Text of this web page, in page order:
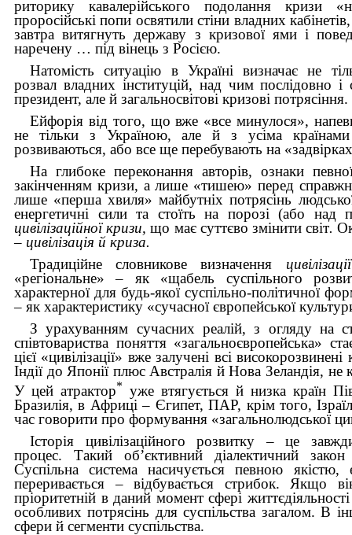
риторику кавалерійського подолання кризи
проросійські попи освятили стіни владних
завтра витягнуть державу з кризової ями і
наречену … під вінець з Росією.
Натомість ситуацію в Україні визначає не
розвал владних інституцій, над чим послідовно
президент, але й загальносвітові кризові потрясіння.
Ейфорія від того, що вже «все минулося»,
не тільки з Україною, але й з усіма
розвиваються, або все ще перебувають на
На глибоке переконання авторів, ознаки
закінченням кризи, а лише «тишею» перед
лише «перша хвиля» майбутніх потрясінь людської
енергетичні сили та стоїть на порозі (або над
цивілізаційної кризи,що має суттєво змінити світ.
– цивілізація й криза.
Традиційне словникове визначення
«регіональне» – як «щабель суспільного
характерної для будь-якої суспільно-політичної
– як характеристику «сучасної європейської
З урахуванням сучасних реалій, з огляду на
співтовариства поняття «загальноєвропейська»
цієї «цивілізації» вже залучені всі
Індії до Японії плюс Австралія й Нова Зеландія,
У цей атрактор* уже втягується й низка країн
Бразилія, в Африці – Єгипет, ПАР, крім того,
час говорити про формування «загальнолюдської
Історія цивілізаційного розвитку – це
процес. Такий об’єктивний діалектичний закон
Суспільна система насичується певною якістю,
переривається – відбувається стрибок. Якщо
пріоритетній в даний момент сфері
особливих потрясінь для суспільства загалом. В
сфери й сегменти суспільства.